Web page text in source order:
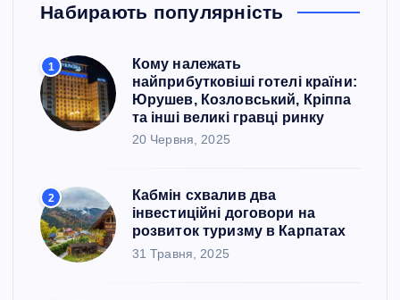
г
і
н
ц
і
Набирають популярність
1
Кому належать
найприбутковіші готелі країни:
Юрушев, Козловський, Кріппа
та інші великі гравці ринку
20 Червня, 2025
2
Кабмін схвалив два
інвестиційні договори на
розвиток туризму в Карпатах
31 Травня, 2025